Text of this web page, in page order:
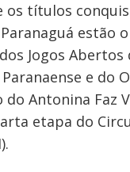
os títulos
estão o
Jogos Abertos
e do
do Antonina Faz
etapa do